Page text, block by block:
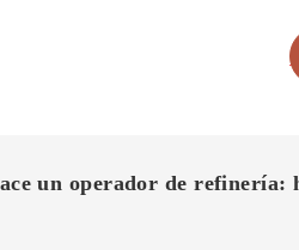
un operador de refinería: